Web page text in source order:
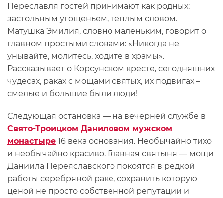
Переславля гостей принимают как родных:
застольным угощеньем, теплым словом.
Матушка Эмилия, словно маленьким, говорит о
главном простыми словами: «Никогда не
унывайте, молитесь, ходите в храмы».
Рассказывает о Корсунском кресте, сегодняшних
чудесах, раках с мощами святых, их подвигах –
смелые и большие были люди!
Следующая остановка — на вечерней службе в
Свято-Троицком Даниловом мужском
монастыре 16 века основания. Необычайно тихо
и необычайно красиво. Главная святыня — мощи
Даниила Переяславского покоятся в редкой
работы серебряной раке, сохранить которую
ценой не просто собственной репутации и